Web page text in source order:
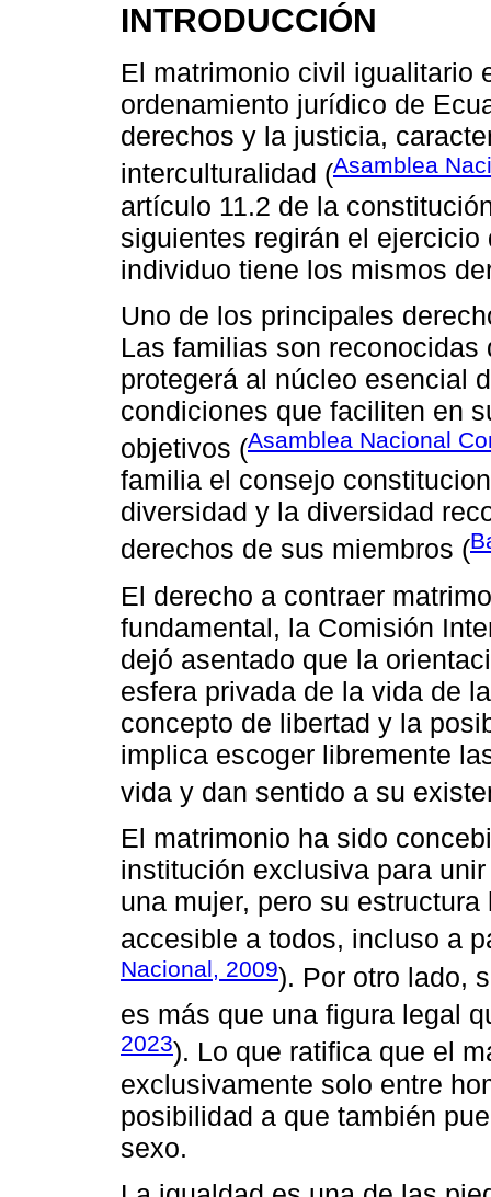
INTRODUCCIÓN
El matrimonio civil igualitario
ordenamiento jurídico de
derechos y la justicia,
interculturalidad (Asamblea
artículo 11.2 de la
siguientes regirán el
individuo tiene los mismos
Uno de los principales
Las familias son
protegerá al núcleo esencial
condiciones que faciliten en
objetivos (Asamblea Nacional
familia el consejo
diversidad y la diversidad
derechos de sus miembros (
El derecho a contraer
fundamental, la Comisión
dejó asentado que la
esfera privada de la vida de
concepto de libertad y la
implica escoger libremente
vida y dan sentido a su
El matrimonio ha sido
institución exclusiva para
una mujer, pero su
accesible a todos, incluso a
Nacional, 2009). Por otro lado,
es más que una figura legal
2023). Lo que ratifica que el
exclusivamente solo entre
posibilidad a que también
sexo.